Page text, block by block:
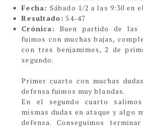
Fecha:Sábado 1/2 a las 9:30 en
Resultado: 54-47
Crónica:
Buen partido de las
fuimos con muchas bajas,
con tres benjamimes, 2 de
segundo.
Primer cuarto con muchas
defensa fuimos muy blandas.
En el segundo cuarto
mismas dudas en ataque y algo
defensa. Conseguimos